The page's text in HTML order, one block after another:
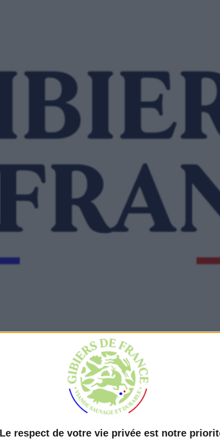
Le respect de votre vie privée est notre
Trouvez nos produits